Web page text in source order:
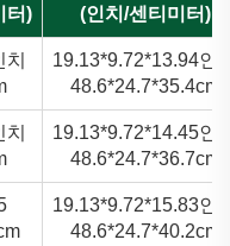
터)
(인치/센티미터)
19.13*9.72*13.94인
48.6*24.7*35.4cm
19.13*9.72*14.45인
48.6*24.7*36.7cm
19.13*9.72*15.83인
48.6*24.7*40.2cm